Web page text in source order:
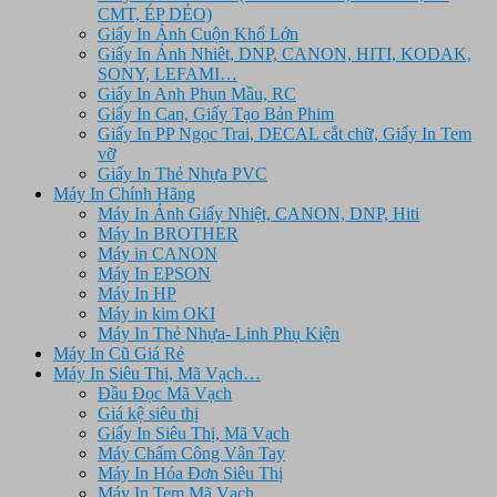
CMT, ÉP DẺO)
Giấy In Ảnh Cuộn Khổ Lớn
Giấy In Ảnh Nhiêt, DNP, CANON, HITI, KODAK,
SONY, LEFAMI…
Giấy In Anh Phun Mầu, RC
Giấy In Can, Giấy Tạo Bản Phim
Giấy In PP Ngọc Trai, DECAL cắt chữ, Giấy In Tem
vỡ
Giấy In Thẻ Nhựa PVC
Máy In Chính Hãng
Máy In Ảnh Giấy Nhiệt, CANON, DNP, Hiti
Máy In BROTHER
Máy in CANON
Máy In EPSON
Máy In HP
Máy in kim OKI
Máy In Thẻ Nhựa- Linh Phụ Kiện
Máy In Cũ Giá Rẻ
Máy In Siêu Thị, Mã Vạch…
Đầu Đọc Mã Vạch
Giá kệ siêu thị
Giấy In Siêu Thị, Mã Vạch
Máy Chấm Công Vân Tay
Máy In Hóa Đơn Siêu Thị
Máy In Tem Mã Vạch